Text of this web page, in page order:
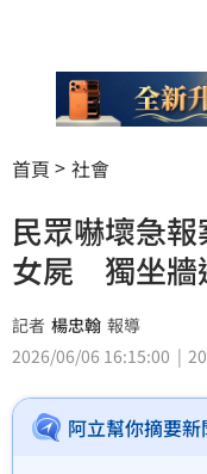
首頁 社會
民眾嚇壞急
女屍 獨坐牆
記者 楊忠翰 報導
2026/06/06 16:15:00
阿立幫你摘要